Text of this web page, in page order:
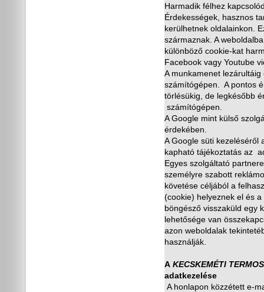
Harmadik félhez
Érdekességek, hasznos
kerülhetnek oldalainkon.
származnak. A
különböző cookie-kat
Facebook vagy Youtube
A munkamenet
számítógépen. A pontos
törlésükig, de legkésőbb
számítógépen.
A Google mint külső
érdekében.
A Google süti kezeléséről
kapható tájékoztatás az
Egyes szolgáltató
személyre szabott
követése céljából a
(cookie) helyeznek el és a
böngésző visszaküld egy
lehetősége van
azon weboldalak
használják.
A KECSKEMÉTI
adatkezelése
A honlapon közzétett e-